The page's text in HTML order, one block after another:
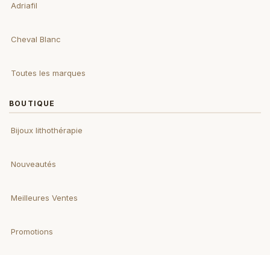
Adriafil
Cheval Blanc
Toutes les marques
BOUTIQUE
Bijoux lithothérapie
Nouveautés
Meilleures Ventes
Promotions